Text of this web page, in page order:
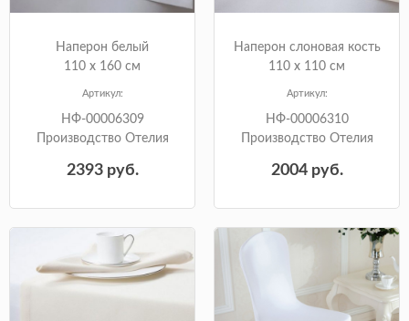
Наперон белый
110 х 160 см
Артикул:
НФ-00006309
Производство Отелия
2393руб.
Наперон слоновая кость
110 х 110 см
Артикул:
НФ-00006310
Производство Отелия
2004руб.